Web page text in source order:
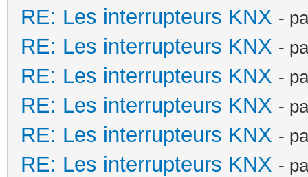
RE: Les interrupteurs KNX -
RE: Les interrupteurs KNX -
RE: Les interrupteurs KNX -
RE: Les interrupteurs KNX -
RE: Les interrupteurs KNX -
RE: Les interrupteurs KNX -